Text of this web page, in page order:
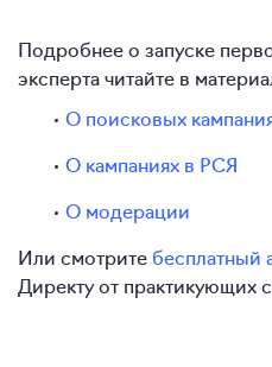
Подробнее о запуске
эксперта читайте в
О поисковых
О кампаниях в РСЯ
О модерации
Или смотрите бесплатный
Директу от практикующих